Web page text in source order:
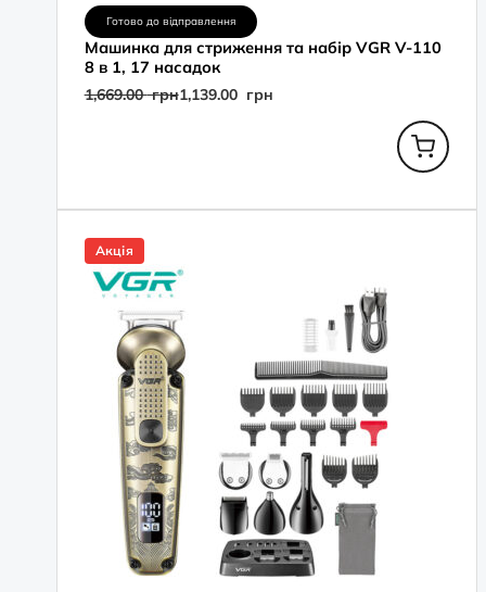
Готово до відправлення
Машинка для стриження та набір VGR V-110
8 в 1, 17 насадок
1,669.00грн1,139.00 грн
Акція
ціна:
1,779.00
грн.
ціна:
1,099.00
грн.